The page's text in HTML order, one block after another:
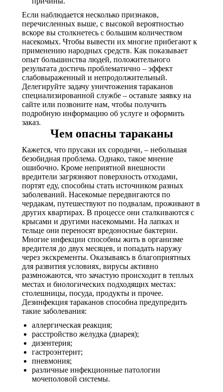
Если наблюдается несколько признаков,
перечисленных выше, с высокой вероятностью
вскоре вы столкнетесь с большим количеством
насекомых. Чтобы вывести их многие прибегают к
применению народных средств. Как показывает
опыт большинства людей, положительного
результата достичь проблематично – эффект
слабовыраженный и непродолжительный.
Делегируйте задачу уничтожения тараканов
специализированной службе – оставьте заявку на
сайте или позвоните нам, чтобы получить
подробную информацию об услуге и оформить
заказ.
Чем опасны тараканы
Кажется, что прусаки их сородичи, – небольшая
безобидная проблема. Однако, такое мнение
ошибочно. Кроме неприятной внешности
вредители загрязняют поверхность отходами,
портят еду, способны стать источником разных
заболеваний. Насекомые передвигаются по
чердакам, путешествуют по подвалам, проживают в
других квартирах. В процессе они сталкиваются с
крысами и другими насекомыми. На лапках и
тельце они переносят вредоносные бактерии.
Многие инфекции способны жить в организме
вредителя до двух месяцев, и попадать наружу
через экскременты. Оказываясь в благоприятных
для развития условиях, вирусы активно
размножаются, что зачастую происходит в теплых
местах и биологических подходящих местах:
столешницы, посуда, продукты и прочее.
Дезинфекция тараканов способна предупредить
такие заболевания:
аллергическая реакция;
расстройство желудка (диарея);
дизентерия;
гастроэнтерит;
пневмония;
различные инфекционные патологии
мочеполовой системы.